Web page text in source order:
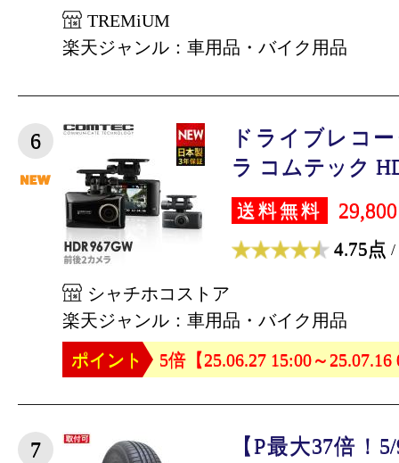
TREMiUM
楽天ジャンル：車用品・バイク用品
6
ドライブレコ
ラ コムテック
送料無料
4.75点 /
シャチホコストア
楽天ジャンル：車用品・バイク用品
ポイント
5倍【25.06.27 15:00～25.07.16
7
【P最大37倍！